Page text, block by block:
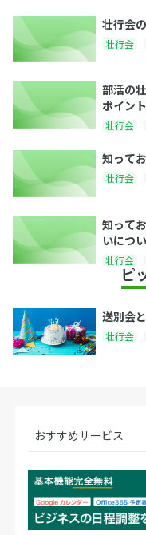
壮行会
壮行会
部活の
ポイント
壮行会
知って
壮行会
知って
いにつ
壮行会
ピ
送別会
壮行会
おすすめサービス